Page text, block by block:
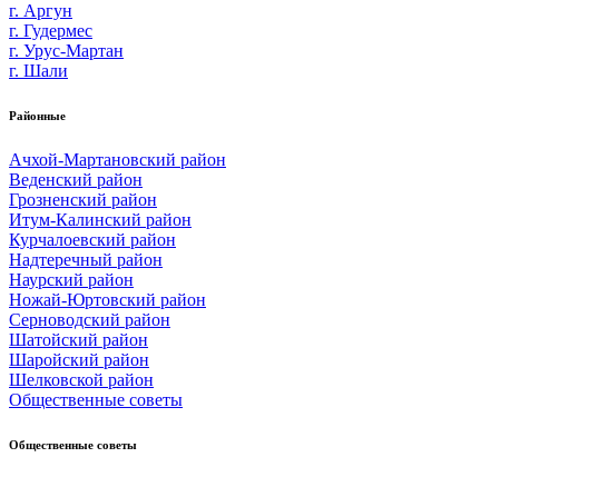
г. Аргун
г. Гудермес
г. Урус-Мартан
г. Шали
Районные
Ачхой-Мартановский район
Веденский район
Грозненский район
Итум-Калинский район
Курчалоевский район
Надтеречный район
Наурский район
Ножай-Юртовский район
Серноводский район
Шатойский район
Шаройский район
Шелковской район
Общественные советы
Общественные советы